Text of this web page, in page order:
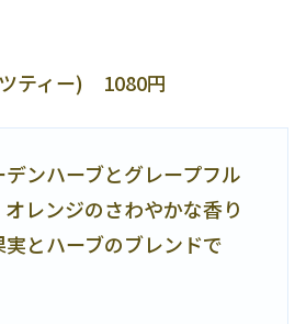
ティー) 1080円
ンハーブとグレープフル
レンジのさわやかな香り
とハーブのブレンドで